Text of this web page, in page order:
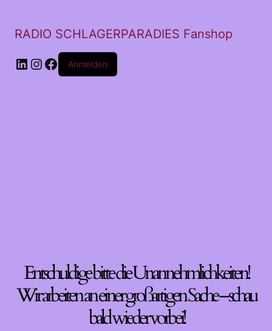
RADIO SCHLAGERPARADIES Fanshop
LinkedIn
Instagram
Facebook
Anmelden
Entschuldige bitte die Unannehmlichkeiten!
Wir arbeiten an einer großartigen Sache – schau
bald wieder vorbei!